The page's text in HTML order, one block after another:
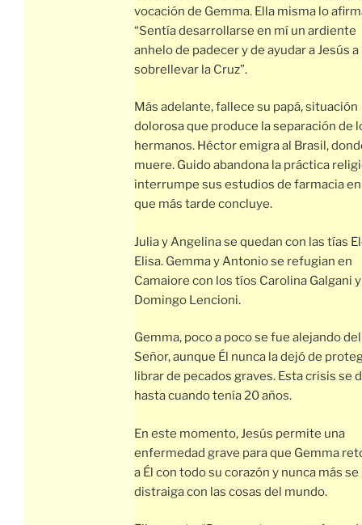
vocación de Gemma. Ella misma lo
“Sentía desarrollarse en mí un ardiente
anhelo de padecer y de ayudar a Jesús a
sobrellevar la Cruz”.
Más adelante, fallece su papá, situación
dolorosa que produce la separación de
hermanos. Héctor emigra al Brasil,
muere. Guido abandona la práctica
interrumpe sus estudios de farmacia en
que más tarde concluye.
Julia y Angelina se quedan con las tías
Elisa. Gemma y Antonio se refugian en
Camaiore con los tíos Carolina Galgani y
Domingo Lencioni.
Gemma, poco a poco se fue alejando del
Señor, aunque Él nunca la dejó de
librar de pecados graves. Esta crisis se
hasta cuando tenía 20 años.
En este momento, Jesús permite una
enfermedad grave para que Gemma
a Él con todo su corazón y nunca más se
distraiga con las cosas del mundo.